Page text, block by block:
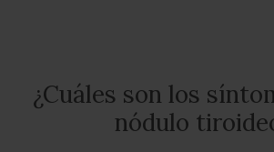
¿Cuáles son los
nódulo